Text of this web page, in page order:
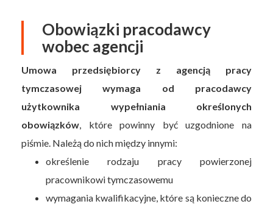
Obowiązki pracodawcy
wobec agencji
Umowa przedsiębiorcy z agencją pracy
tymczasowej wymaga od pracodawcy
użytkownika wypełniania określonych
obowiązków , które powinny być uzgodnione na
piśmie. Należą do nich między innymi:
określenie rodzaju pracy powierzonej
pracownikowi tymczasowemu
wymagania kwalifikacyjne, które są konieczne do